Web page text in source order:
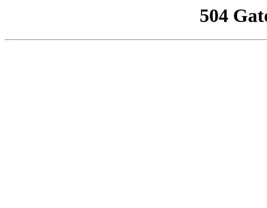
504